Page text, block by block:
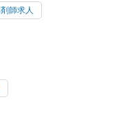
師求人